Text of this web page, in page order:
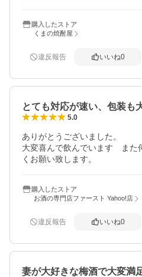
購入したストア
くまの焼酎屋
違反報告 いいね0
とても対応が速い、包装も
5.0
ありがとうございました。
大変喜んで飲んでいます　また
くお願い致します。
購入したストア
お酒の専門店ファースト Yahoo!店
違反報告 いいね0
妻が大好きな梅酒で大変満